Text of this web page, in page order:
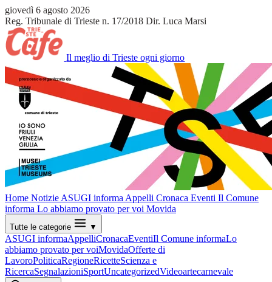
giovedì 6 agosto 2026
Reg. Tribunale di Trieste n. 17/2018 Dir. Luca Marsi
Il meglio di Trieste ogni giorno
Home Notizie ASUGI informa Appelli Cronaca Eventi Il Comune
informa Lo abbiamo provato per voi Movida
Tutte le categorie ▼
ASUGI informaAppelliCronacaEventiIl Comune informaLo
abbiamo provato per voiMovidaOfferte di
LavoroPoliticaRegioneRicetteScienza e
RicercaSegnalazioniSportUncategorizedVideoartecarnevale